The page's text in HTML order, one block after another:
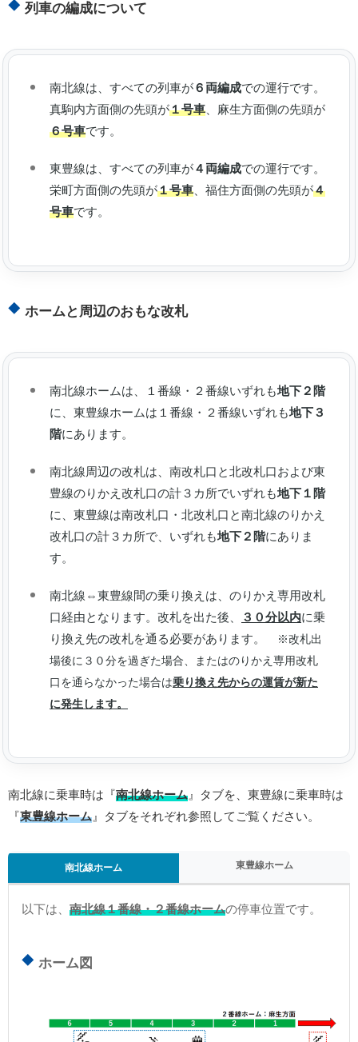
列車の編成について
南北線は、すべての列車が６両編成での運行です。
真駒内方面側の先頭が１号車 、麻生方面側の先頭が
６号車です。
東豊線は、すべての列車が４両編成での運行です。
栄町方面側の先頭が１号車 、福住方面側の先頭が４
号車です。
ホームと周辺のおもな改札
南北線ホームは、１番線・２番線いずれも地下２階
に、東豊線ホームは１番線・２番線いずれも地下３
階にあります。
南北線周辺の改札は、南改札口と北改札口および東
豊線のりかえ改札口の計３カ所でいずれも地下１階
に、東豊線は南改札口・北改札口と南北線のりかえ
改札口の計３カ所で、いずれも地下２階にありま
す。
南北線⇔東豊線間の乗り換えは、のりかえ専用改札
口経由となります。改札を出た後、
３０分以内に乗
り換え先の改札を通る必要があります。
※改札出
場後に３０分を過ぎた場合、またはのりかえ専用改札
口を通らなかった場合は乗り換え先からの運賃が新た
に発生します。
南北線に乗車時は『南北線ホーム 』タブを、東豊線に乗車時は
『東豊線ホーム 』タブをそれぞれ参照してご覧ください。
南北線ホーム 東豊線ホーム
以下は、 南北線１番線・２番線ホームの停車位置です。
ホーム図